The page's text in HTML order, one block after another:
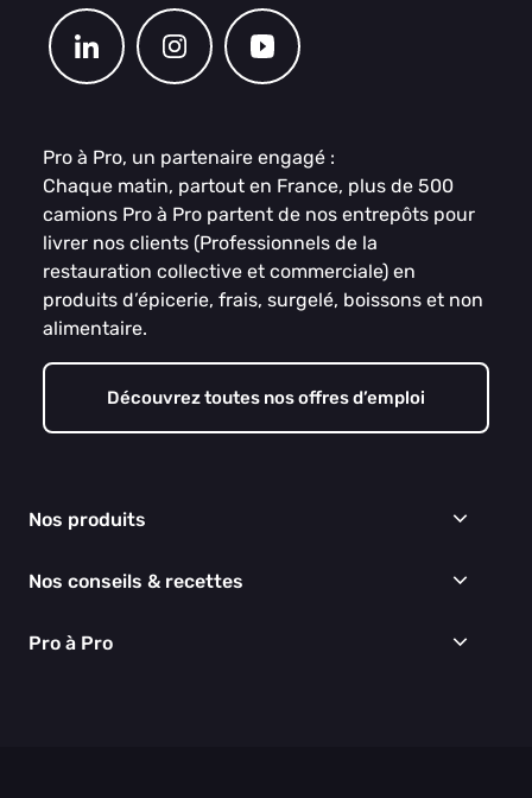
Pro à Pro, un partenaire engagé :
Chaque matin, partout en France, plus de 500
camions Pro à Pro partent de nos entrepôts pour
livrer nos clients (Professionnels de la
restauration collective et commerciale) en
produits d’épicerie, frais, surgelé, boissons et non
alimentaire.
Découvrez toutes nos offres d’emploi
Nos produits
Épicerie
Boissons
Nos conseils & recettes
Recettes
Pro à Pro